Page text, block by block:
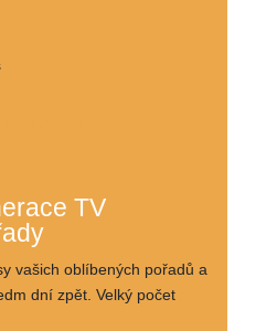
TV
vašich oblíbených pořadů a
dní zpět. Velký počet